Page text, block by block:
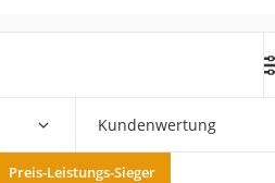
Kundenwertung
Preis-Leistungs-Sieger